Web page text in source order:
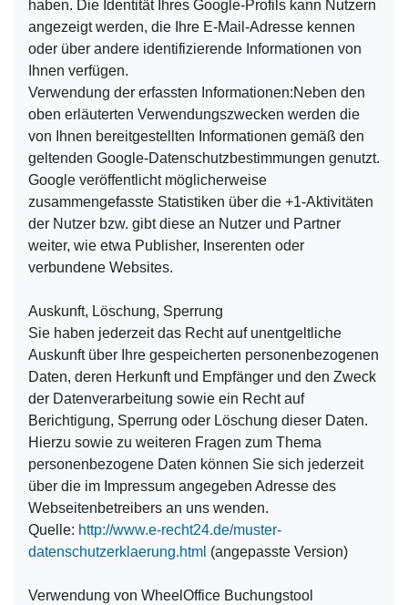
haben. Die Identität Ihres Google-Profils kann Nutzern
angezeigt werden, die Ihre E-Mail-Adresse kennen
oder über andere identifizierende Informationen von
Ihnen verfügen.
Verwendung der erfassten Informationen:Neben den
oben erläuterten Verwendungszwecken werden die
von Ihnen bereitgestellten Informationen gemäß den
geltenden Google-Datenschutzbestimmungen genutzt.
Google veröffentlicht möglicherweise
zusammengefasste Statistiken über die +1-Aktivitäten
der Nutzer bzw. gibt diese an Nutzer und Partner
weiter, wie etwa Publisher, Inserenten oder
verbundene Websites.
Auskunft, Löschung, Sperrung
Sie haben jederzeit das Recht auf unentgeltliche
Auskunft über Ihre gespeicherten personenbezogenen
Daten, deren Herkunft und Empfänger und den Zweck
der Datenverarbeitung sowie ein Recht auf
Berichtigung, Sperrung oder Löschung dieser Daten.
Hierzu sowie zu weiteren Fragen zum Thema
personenbezogene Daten können Sie sich jederzeit
über die im Impressum angegeben Adresse des
Webseitenbetreibers an uns wenden.
Quelle: http://www.e-recht24.de/muster-
datenschutzerklaerung.html (angepasste Version)
Verwendung von WheelOffice Buchungstool